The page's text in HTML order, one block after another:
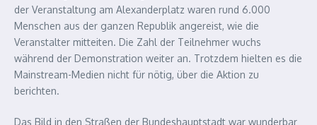
der Veranstaltung am Alexanderplatz waren rund 6.000
Menschen aus der ganzen Republik angereist, wie die
Veranstalter mitteiten. Die Zahl der Teilnehmer wuchs
während der Demonstration weiter an. Trotzdem hielten es die
Mainstream-Medien nicht für nötig, über die Aktion zu
berichten.
Das Bild in den Straßen der Bundeshauptstadt war wunderbar